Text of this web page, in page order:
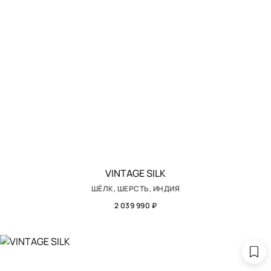
VINTAGE SILK
ШЁЛК, ШЕРСТЬ, ИНДИЯ
2 039 990 ₽